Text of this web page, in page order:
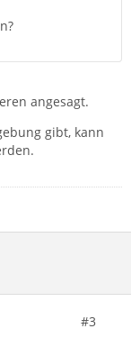
angesagt.
gibt, kann
#3